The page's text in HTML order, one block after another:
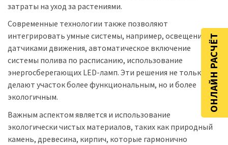
затраты на уход за растениями.
Современные технологии также позволяют
интегрировать умные системы, например, освещение с
датчиками движения, автоматическое включение
системы полива по расписанию, использование
энергосберегающих LED-ламп. Эти решения не только
делают участок более функциональным, но и более
экологичным.
Важным аспектом является и использование
экологически чистых материалов, таких как природный
камень, древесина, кирпич, которые гармонично
ОНЛАЙН РАСЧЁТ